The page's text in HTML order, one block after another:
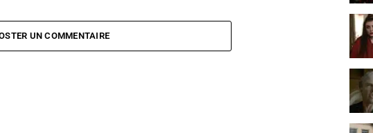
UN COMMENTAIRE